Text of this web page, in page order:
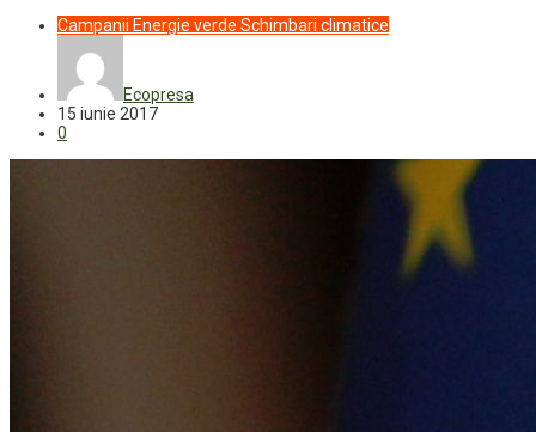
Campanii Energie verde Schimbari climatice
Ecopresa
15 iunie 2017
0